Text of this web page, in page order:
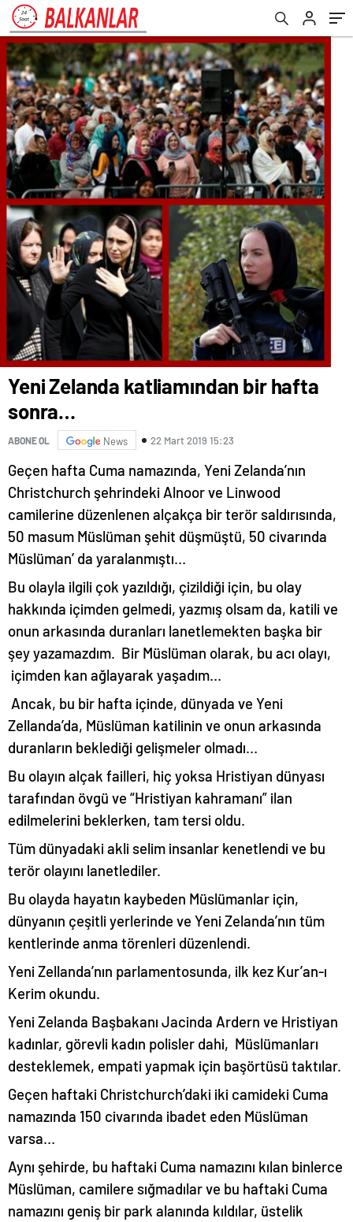
Yeni Zelanda katliamından bir hafta
sonra…
ABONE OL News 22 Mart 2019 15:23
Geçen hafta Cuma namazında, Yeni Zelanda’nın
Christchurch şehrindeki Alnoor ve Linwood
camilerine düzenlenen alçakça bir terör saldırısında,
50 masum Müslüman şehit düşmüştü, 50 civarında
Müslüman’ da yaralanmıştı…
Bu olayla ilgili çok yazıldığı, çizildiği için, bu olay
hakkında içimden gelmedi, yazmış olsam da, katili ve
onun arkasında duranları lanetlemekten başka bir
şey yazamazdım. Bir Müslüman olarak, bu acı olayı,
içimden kan ağlayarak yaşadım…
Ancak, bu bir hafta içinde, dünyada ve Yeni
Zellanda’da, Müslüman katilinin ve onun arkasında
duranların beklediği gelişmeler olmadı…
Bu olayın alçak failleri, hiç yoksa Hristiyan dünyası
tarafından övgü ve “Hristiyan kahramanı” ilan
edilmelerini beklerken, tam tersi oldu.
Tüm dünyadaki akli selim insanlar kenetlendi ve bu
terör olayını lanetlediler.
Bu olayda hayatın kaybeden Müslümanlar için,
dünyanın çeşitli yerlerinde ve Yeni Zelanda’nın tüm
kentlerinde anma törenleri düzenlendi.
Yeni Zellanda’nın parlamentosunda, ilk kez Kur’an-ı
Kerim okundu.
Yeni Zelanda Başbakanı Jacinda Ardern ve Hristiyan
kadınlar, görevli kadın polisler dahi, Müslümanları
desteklemek, empati yapmak için başörtüsü taktılar.
Geçen haftaki Christchurch’daki iki camideki Cuma
namazında 150 civarında ibadet eden Müslüman
varsa…
Aynı şehirde, bu haftaki Cuma namazını kılan binlerce
Müslüman, camilere sığmadılar ve bu haftaki Cuma
namazını geniş bir park alanında kıldılar, üstelik